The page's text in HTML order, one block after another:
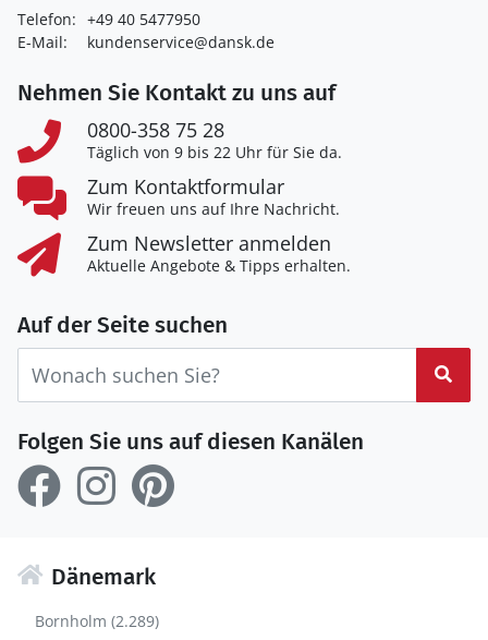
Telefon: +49 40 5477950
E-Mail:
kundenservice@dansk.de
Nehmen Sie Kontakt zu uns auf
0800-358 75 28
Täglich von 9 bis 22 Uhr für Sie da.
Zum Kontaktformular
Wir freuen uns auf Ihre Nachricht.
Zum Newsletter anmelden
Aktuelle Angebote & Tipps erhalten.
Auf der Seite suchen
Folgen Sie uns auf diesen Kanälen
Dänemark
Bornholm (2.289)